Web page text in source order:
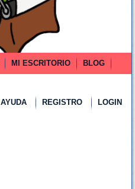
MI ESCRITORIO
BLOG
AYUDA REGISTRO LOGIN